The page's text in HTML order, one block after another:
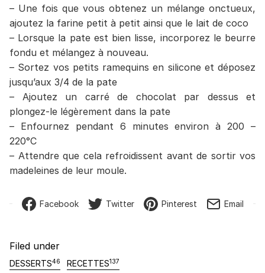
– Une fois que vous obtenez un mélange onctueux,
ajoutez la farine petit à petit ainsi que le lait de coco
– Lorsque la pate est bien lisse, incorporez le beurre
fondu et mélangez à nouveau.
– Sortez vos petits ramequins en silicone et déposez
jusqu’aux 3/4 de la pate
– Ajoutez un carré de chocolat par dessus et
plongez-le légèrement dans la pate
– Enfournez pendant 6 minutes environ à 200 –
220°C
– Attendre que cela refroidissent avant de sortir vos
madeleines de leur moule.
Facebook Twitter Pinterest Email
Filed under
DESSERTS46 RECETTES137